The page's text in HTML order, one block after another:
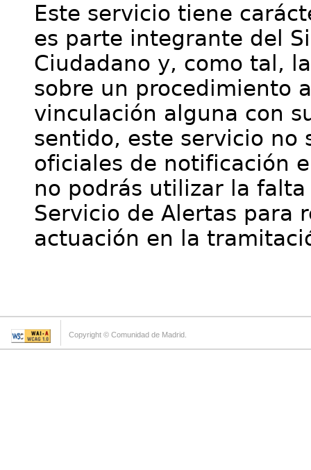
Este servicio tiene
es parte integrante del
Ciudadano y, como tal,
sobre un procedimiento
vinculación alguna con
sentido, este servicio no
oficiales de notificación
no podrás utilizar la
Servicio de Alertas para
actuación en la
Copyright © Comunidad de Madrid.